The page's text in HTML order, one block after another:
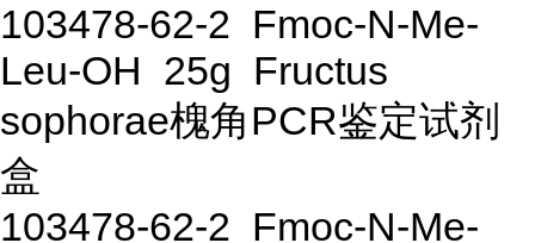
103478-62-2 Fmoc-N-Me-
Leu-OH 25g Fructus
sophorae槐角PCR鉴定试剂
盒
103478-62-2 Fmoc-N-Me-